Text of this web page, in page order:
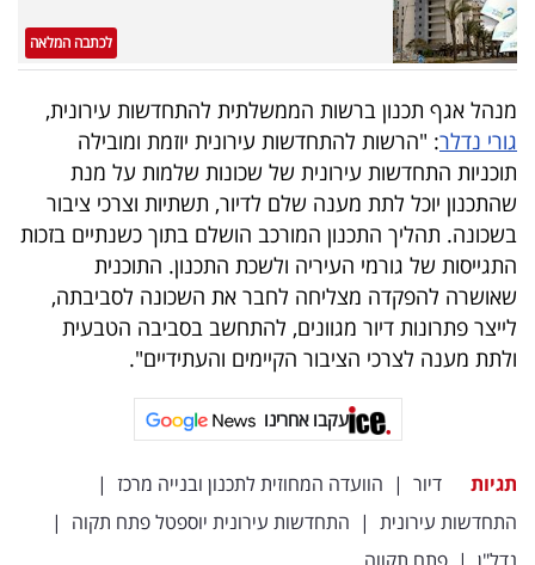
לכתבה המלאה
מנהל אגף תכנון ברשות הממשלתית להתחדשות עירונית,
גורי נדלר: "הרשות להתחדשות עירונית יוזמת ומובילה
תוכניות התחדשות עירונית של שכונות שלמות על מנת
שהתכנון יוכל לתת מענה שלם לדיור, תשתיות וצרכי ציבור
בשכונה. תהליך התכנון המורכב הושלם בתוך כשנתיים בזכות
התגייסות של גורמי העיריה ולשכת התכנון. התוכנית
שאושרה להפקדה מצליחה לחבר את השכונה לסביבתה,
לייצר פתרונות דיור מגוונים, להתחשב בסביבה הטבעית
ולתת מענה לצרכי הציבור הקיימים והעתידיים".
עקבו אחרינו
תגיות דיור | הוועדה המחוזית לתכנון ובנייה מרכז |
התחדשות עירונית | התחדשות עירונית יוספטל פתח תקוה |